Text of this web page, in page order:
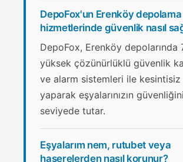
DepoFox'un Erenköy depolama
hizmetlerinde güvenlik nasıl
DepoFox, Erenköy
yüksek çözünürlüklü güvenlik
ve alarm sistemleri ile
yaparak eşyalarınızın
seviyede tutar.
Eşyalarım nem, rutubet veya
haşerelerden nasıl korunur?